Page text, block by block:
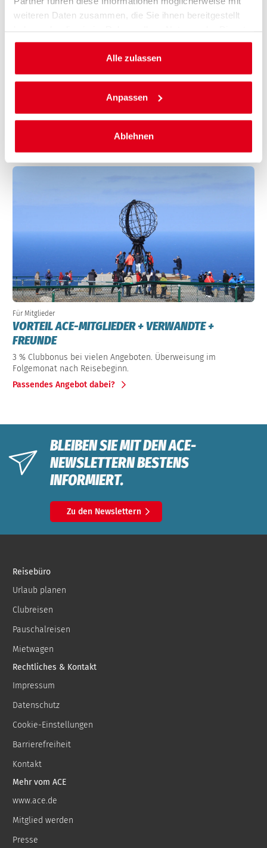
weiteren Daten zusammen, die Sie ihnen bereitgestellt
gesammelt haben.
Alle zulassen
Anpassen
Ablehnen
IHRE VORTEILE ALS ACE-MITGLIED
Für Mitglieder
VORTEIL ACE-MITGLIEDER + VERWANDTE +
FREUNDE
3 % Clubbonus bei vielen Angeboten. Überweisung im
Folgemonat nach Reisebeginn.
Passendes Angebot dabei?
BLEIBEN SIE MIT DEN ACE-
NEWSLETTERN BESTENS
INFORMIERT.
Zu den Newslettern
Reisebüro
Urlaub planen
Clubreisen
Pauschalreisen
Mietwagen
Rechtliches & Kontakt
Impressum
Datenschutz
Cookie-Einstellungen
Barrierefreiheit
Kontakt
Mehr vom ACE
www.ace.de
Mitglied werden
Presse